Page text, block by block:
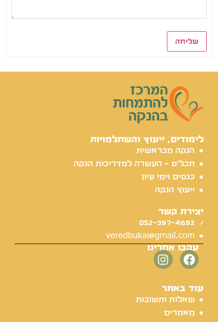
שליחה
לימודים, ייעוץ והשתלמויות
הנקה מבראשית
תכל'ס - העשרה למדריכות הנקה
כנסים וימי עיון
ייעוץ הנקה
יצירת קשר
052-397-4692
veredbukai@gmail.com
עקבו אחרינו
עוד באתר
שאלות ותשובות
מאמרים